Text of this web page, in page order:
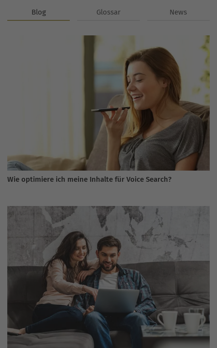
Blog Glossar News
Wie optimiere ich meine Inhalte für Voice Search?